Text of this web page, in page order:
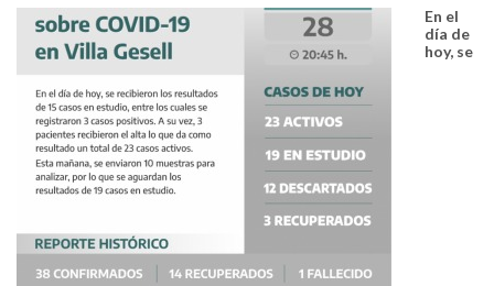
En el
día de
hoy, se